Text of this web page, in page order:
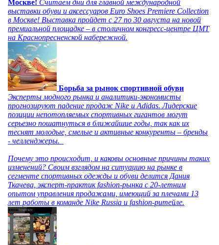
Москве! Считаем дни для главной международной
выставки обуви и аксессуаров Euro Shoes Premiere Collection
в Москве! Выставка пройдет с 27 по 30 августа на новой
премиальной площадке – в столичном конгресс-центре ЦМТ
на Краснопресненской набережной.
Борьба за рынок спортивной обуви
Эксперты модного рынка и аналитики-экономисты
прогнозируют падение продаж Nike и Adidas. Лидерские
позиции непотопляемых спортивных гигантов могут
серьезно пошатнуться в ближайшие годы, так как их
теснят молодые, смелые и активные конкуренты – бренды
- челленджеры.
Почему это происходит, и каковы основные причины таких
изменений? Своим взглядом на ситуацию на рынке в
сегменте спортивных одежды и обуви делится Дания
Ткачева, эксперт-практик fashion-рынка с 20-летним
опытом управления продажами, имеющий за плечами 13
лет работы в команде Nike Russia и fashion-ритейле.